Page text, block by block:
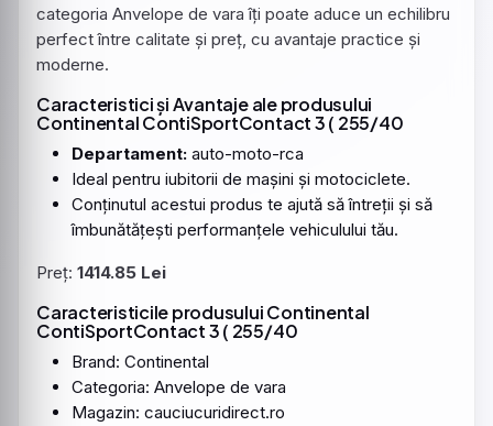
categoria Anvelope de vara îți poate aduce un echilibru
perfect între calitate și preț, cu avantaje practice și
moderne.
Caracteristici și Avantaje ale produsului
Continental ContiSportContact 3 ( 255/40
Departament: auto-moto-rca
Ideal pentru iubitorii de mașini și motociclete.
Conținutul acestui produs te ajută să întreții și să
îmbunătățești performanțele vehiculului tău.
Preț: 1414.85 Lei
Caracteristicile produsului Continental
ContiSportContact 3 ( 255/40
Brand: Continental
Categoria: Anvelope de vara
Magazin: cauciucuridirect.ro